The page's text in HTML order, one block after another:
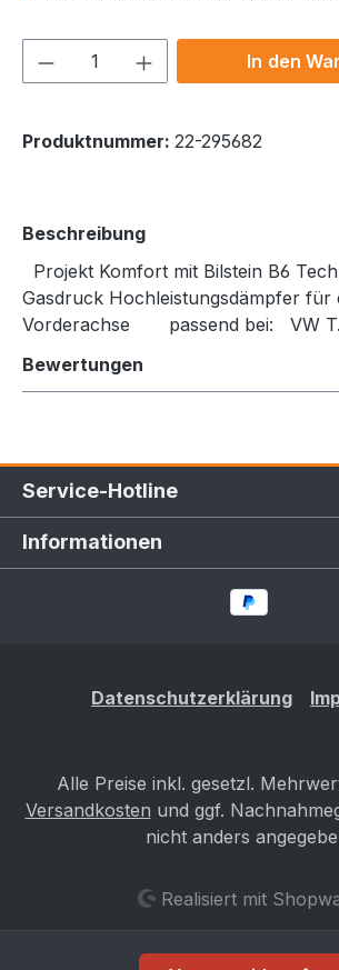
Produkt Anzahl: Gib den
In den
Produktnummer: 22-295682
Beschreibung
Projekt Komfort mit Bilstein B6
Gasdruck Hochleistungsdämpfer für
Vorderachse passend bei: VW
Bewertungen
Service-Hotline
Informationen
Datenschutzerklärung
Alle Preise inkl. gesetzl.
Versandkosten und ggf.
nicht anders
Realisiert mit